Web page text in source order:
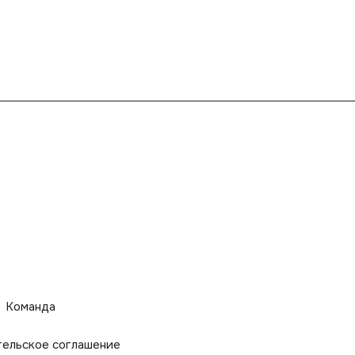
Команда
соглашение